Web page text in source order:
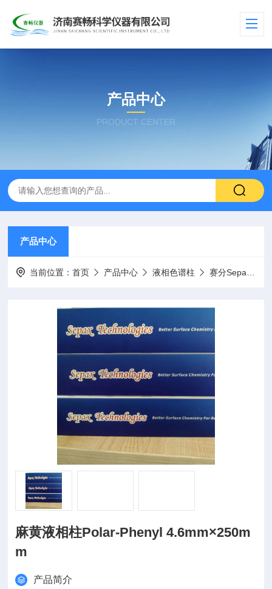
产品中心
PRODUCT CENTER
产品中心
当前位置：首页 产品中心 液相色谱柱 赛分Sepax
麻黄液相柱Polar-Phenyl 4.6mm×250m
m
产品简介